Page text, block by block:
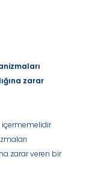
zarar
içermemelidir
zarar veren bir